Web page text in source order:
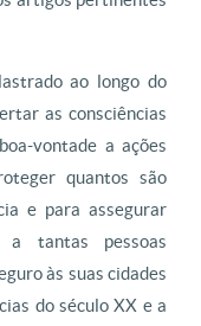
ao longo do
as consciências
vontade a ações
quantos são
e para assegurar
a tantas pessoas
às suas cidades
do século XX e a